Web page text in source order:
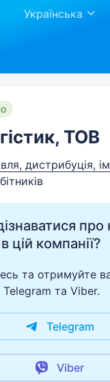
Українська
ТОВ
дистрибуція,
про
цій компанії?
та отримуйте
Telegram та Viber.
Telegram
Viber